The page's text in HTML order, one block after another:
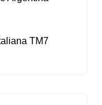
TM7